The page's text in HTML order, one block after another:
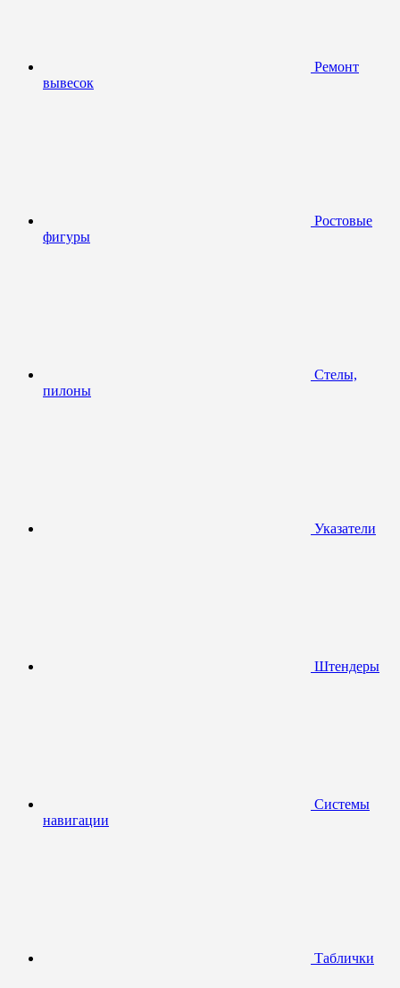
Ремонт
вывесок
Ростовые
фигуры
Стелы,
пилоны
Указатели
Штендеры
Системы
навигации
Таблички